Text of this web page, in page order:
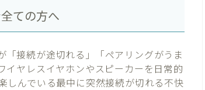
ての方へ
接続が途切れる」「ペアリングがうま
イヤレスイヤホンやスピーカーを日常的
しんでいる最中に突然接続が切れる不快